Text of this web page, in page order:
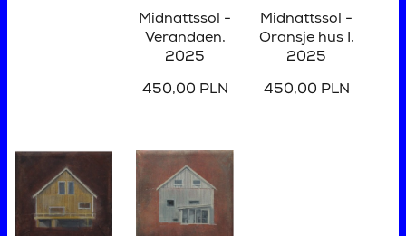
Midnattssol -
Verandaen,
2025
450,00 PLN
Midnattssol -
Oransje hus I,
2025
450,00 PLN